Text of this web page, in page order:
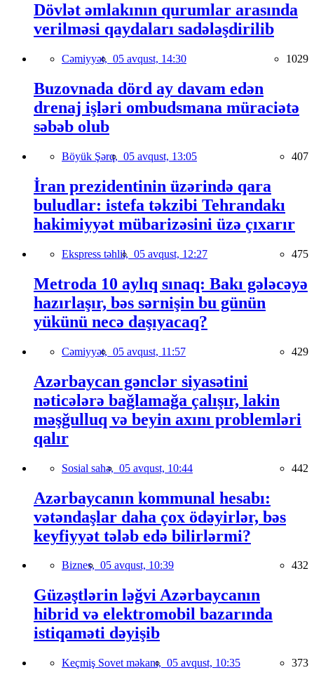
Dövlət əmlakının qurumlar arasında
verilməsi qaydaları sadələşdirilib
Cəmiyyət, 05 avqust, 14:30 1029
Buzovnada dörd ay davam edən
drenaj işləri ombudsmana müraciətə
səbəb olub
Böyük Şərq, 05 avqust, 13:05 407
İran prezidentinin üzərində qara
buludlar: istefa təkzibi Tehrandakı
hakimiyyət mübarizəsini üzə çıxarır
Ekspress təhlil, 05 avqust, 12:27 475
Metroda 10 aylıq sınaq: Bakı gələcəyə
hazırlaşır, bəs sərnişin bu günün
yükünü necə daşıyacaq?
Cəmiyyət, 05 avqust, 11:57 429
Azərbaycan gənclər siyasətini
nəticələrə bağlamağa çalışır, lakin
məşğulluq və beyin axını problemləri
qalır
Sosial sahə, 05 avqust, 10:44 442
Azərbaycanın kommunal hesabı:
vətəndaşlar daha çox ödəyirlər, bəs
keyfiyyət tələb edə bilirlərmi?
Biznes, 05 avqust, 10:39 432
Güzəştlərin ləğvi Azərbaycanın
hibrid və elektromobil bazarında
istiqaməti dəyişib
Keçmiş Sovet məkanı, 05 avqust, 10:35 373